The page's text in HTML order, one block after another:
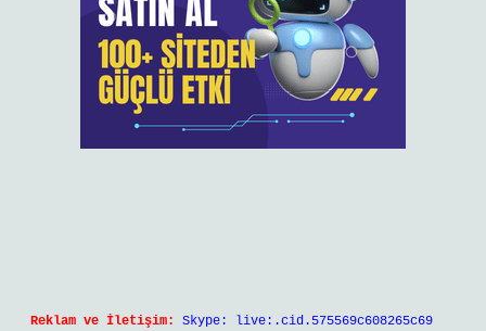
Reklam ve İletişim: Skype: live:.cid.575569c608265c69